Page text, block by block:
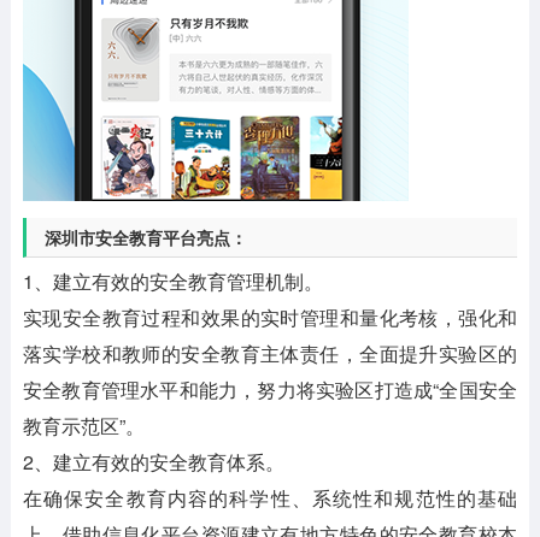
深圳市安全教育平台亮点：
1、建立有效的安全教育管理机制。
实现安全教育过程和效果的实时管理和量化考核，强化和
落实学校和教师的安全教育主体责任，全面提升实验区的
安全教育管理水平和能力，努力将实验区打造成“全国安全
教育示范区”。
2、建立有效的安全教育体系。
在确保安全教育内容的科学性、系统性和规范性的基础